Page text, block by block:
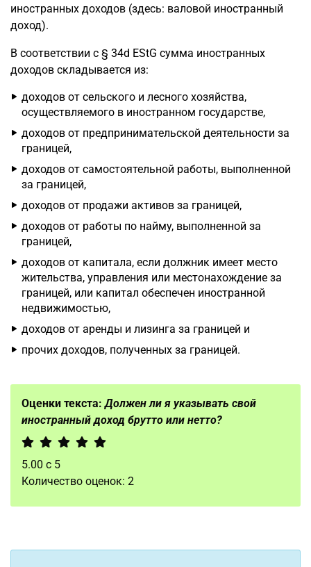
иностранных доходов (здесь: валовой иностранный
доход).
В соответствии с § 34d EStG сумма иностранных
доходов складывается из:
доходов от сельского и лесного хозяйства,
осуществляемого в иностранном государстве,
доходов от предпринимательской деятельности за
границей,
доходов от самостоятельной работы, выполненной
за границей,
доходов от продажи активов за границей,
доходов от работы по найму, выполненной за
границей,
доходов от капитала, если должник имеет место
жительства, управления или местонахождение за
границей, или капитал обеспечен иностранной
недвижимостью,
доходов от аренды и лизинга за границей и
прочих доходов, полученных за границей.
Оценки текста:Должен ли я указывать свой
иностранный доход брутто или нетто?
5.00 с 5
Количество оценок: 2